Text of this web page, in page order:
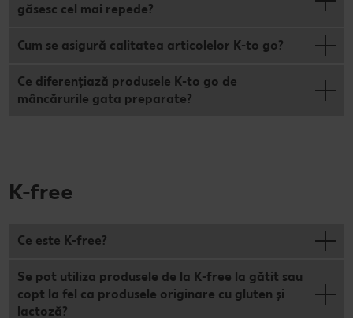
găsesc cel mai repede?
Cum se asigură calitatea articolelor K-to go?
Ce diferențiază produsele K-to go de
mâncărurile gata preparate?
K-free
Ce este K-free?
Se pot utiliza produsele de la K-free la gătit sau
copt la fel ca produsele originare cu gluten și
lactoză?